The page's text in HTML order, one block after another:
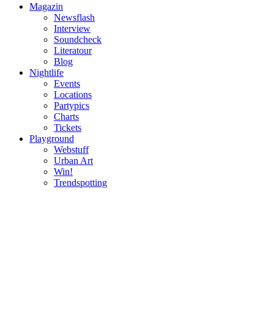
Magazin
Newsflash
Interview
Soundcheck
Literatour
Blog
Nightlife
Events
Locations
Partypics
Charts
Tickets
Playground
Webstuff
Urban Art
Win!
Trendspotting